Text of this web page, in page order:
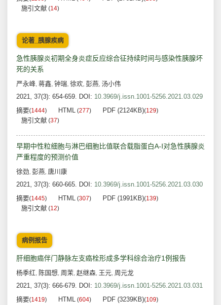
施引文献 (14)
论著_胰腺疾病
急性胰腺炎初期全身炎症反应综合征持续时间与感染性胰腺坏
死的关系
严永峰, 蒋鑫, 钟瑞, 徐欢, 彭燕, 汤小伟
2021, 37(3): 654-659. DOI: 10.3969/j.issn.1001-5256.2021.03.029
摘要(1444) HTML (277) PDF (2124KB)(129)
施引文献 (37)
早期中性粒细胞与淋巴细胞比值联合载脂蛋白A-I对急性胰腺炎
严重程度的预测价值
徐劲, 彭燕, 唐川康
2021, 37(3): 660-665. DOI: 10.3969/j.issn.1001-5256.2021.03.030
摘要(1445) HTML (307) PDF (1991KB)(139)
施引文献 (12)
病例报告
肝细胞癌伴门静脉左支癌栓形成多学科综合治疗1例报告
杨季红, 陈国想, 周茉, 赵继森, 王元, 周元龙
2021, 37(3): 666-679. DOI: 10.3969/j.issn.1001-5256.2021.03.031
摘要(1419) HTML (604) PDF (3239KB)(109)